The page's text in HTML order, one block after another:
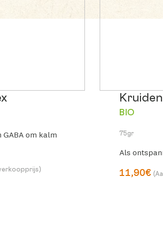
GABA om kalm
BIO
75gr
Als
11,90€